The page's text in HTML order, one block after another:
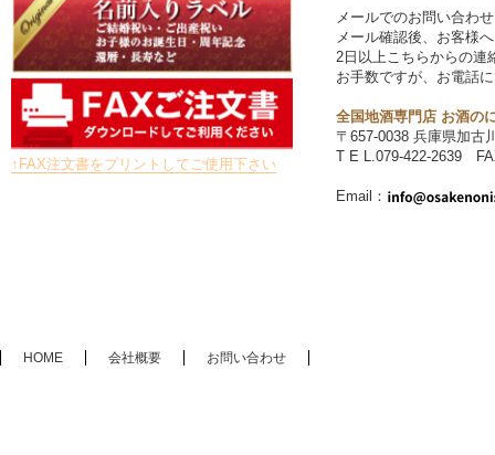
↑FAX注文書をプリントしてご使用下さい
メールでのお問い合わ
メール確認後、お客様
2日以上こちらからの連
お手数ですが、お電話
全国地酒専門店 お酒の
〒657-0038 兵庫県加古
T E L.079-422-2639
Email：
HOME 会社概要 お問い合わせ